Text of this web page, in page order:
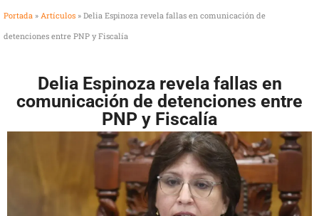
Portada » Artículos » Delia Espinoza revela fallas en comunicación de
detenciones entre PNP y Fiscalía
Delia Espinoza revela fallas en
comunicación de detenciones entre
PNP y Fiscalía